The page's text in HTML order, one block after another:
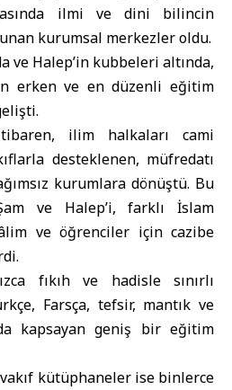
ilmi ve dini bilincin
kurumsal merkezler oldu.
ve Halep’in kubbeleri altında,
erken ve en düzenli eğitim
ilim halkaları cami
desteklenen, müfredatı
kurumlara dönüştü. Bu
ve Halep’i, farklı İslam
ve öğrenciler için cazibe
fıkıh ve hadisle sınırlı
Farsça, tefsir, mantık ve
kapsayan geniş bir eğitim
kütüphaneler ise binlerce